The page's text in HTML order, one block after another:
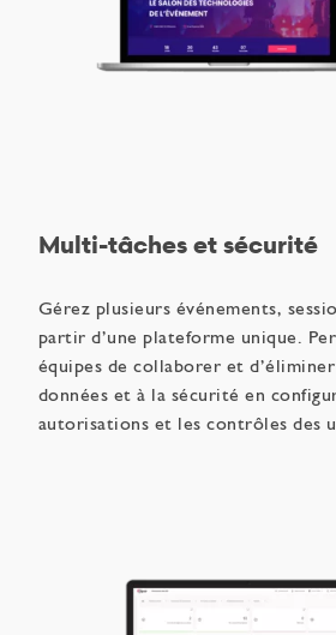
Multi-tâches et sécurité
Gérez plusieurs événements,
partir d’une plateforme unique.
équipes de collaborer et
données et à la sécurité en
autorisations et les contrôles des